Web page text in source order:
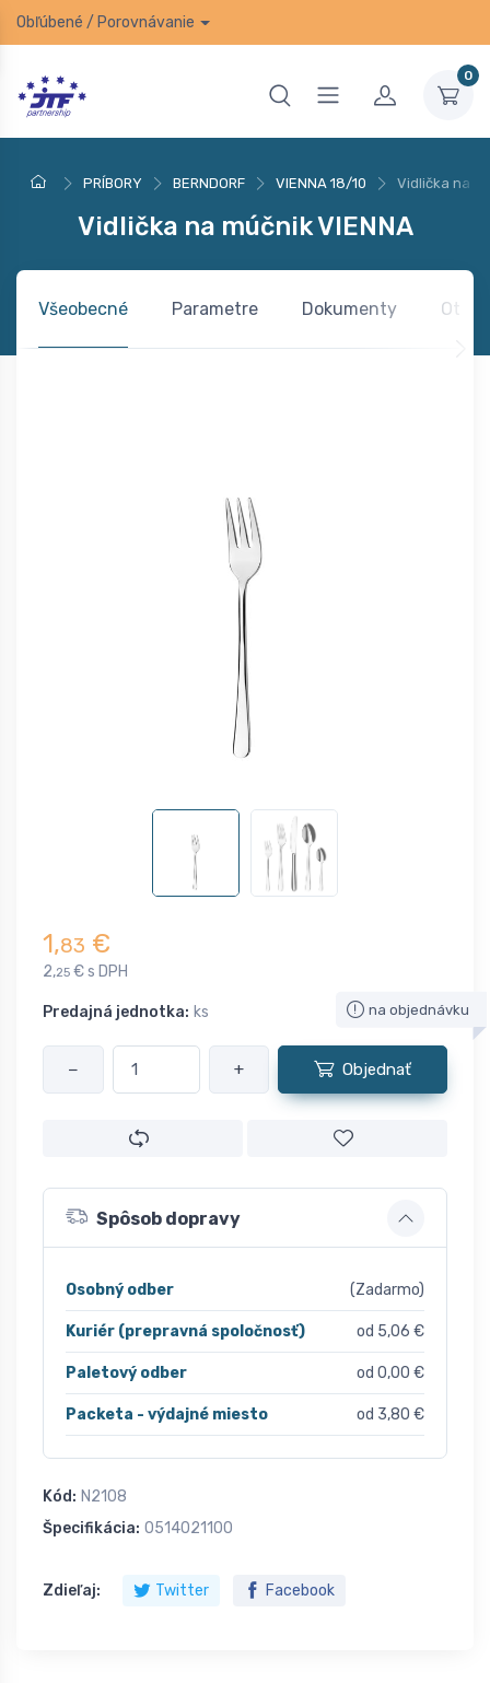
Obľúbené / Porovnávanie
0
PRÍBORY BERNDORF VIENNA 18/10 Vidlička na
Vidlička na múčnik VIENNA
Všeobecné Parametre Dokumenty
1,83 €
2,25 € s DPH
Predajná jednotka: ks na objednávku
− + Objednať
Spôsob dopravy
Osobný odber (Zadarmo)
Kuriér (prepravná spoločnosť) od 5,06 €
Paletový odber od 0,00 €
Packeta - výdajné miesto od 3,80 €
Kód: N2108
Špecifikácia: 0514021100
Zdieľaj: Twitter Facebook